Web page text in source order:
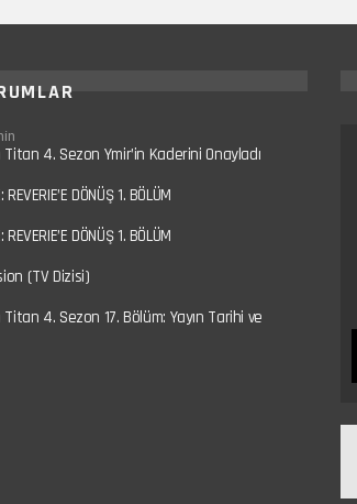
4. Sezon Ymir’in Kaderini Onayladı
REVERIE’E DÖNÜŞ 1. BÖLÜM
REVERIE’E DÖNÜŞ 1. BÖLÜM
(TV Dizisi)
4. Sezon 17. Bölüm: Yayın Tarihi ve